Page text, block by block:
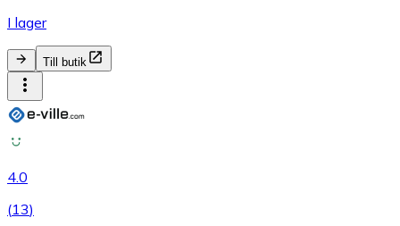
I lager
Till butik
4.0
(13)